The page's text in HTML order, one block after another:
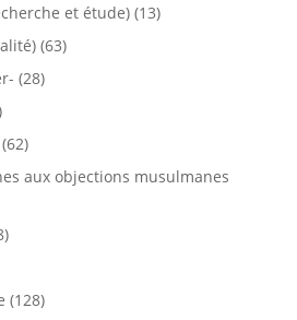
et étude)(13)
(63)
(28)
(62)
aux objections musulmanes
(128)